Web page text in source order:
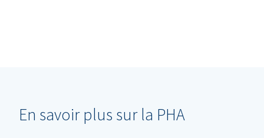
En savoir plus sur la PHA